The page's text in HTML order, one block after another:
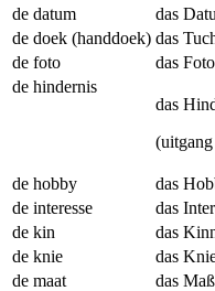
de datum
das
de doek (handdoek) das
de foto
das Foto
de hindernis
das
de hobby
das
de interesse
das
de kin
das
de knie
das
de maat
das Maß